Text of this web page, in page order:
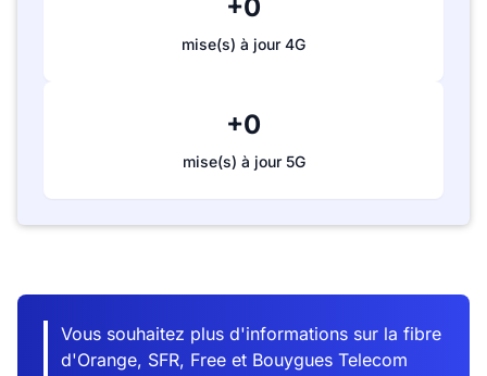
+0
mise(s) à jour 4G
+0
mise(s) à jour 5G
Vous souhaitez plus d'informations sur la fibre
d'Orange, SFR, Free et Bouygues Telecom